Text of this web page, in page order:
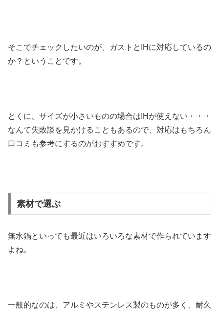
そこでチェックしたいのが、ガストとIHに対応しているの
か？ということです。
とくに、サイズが小さいものの場合はIHが使えない・・・
なんて失敗談を見かけることもあるので、対応はもちろん
口コミも参考にするのがおすすめです。
素材で選ぶ
無水鍋といっても最近はいろいろな素材で作られています
よね。
一般的なのは、アルミやステンレス製のものが多く、耐久